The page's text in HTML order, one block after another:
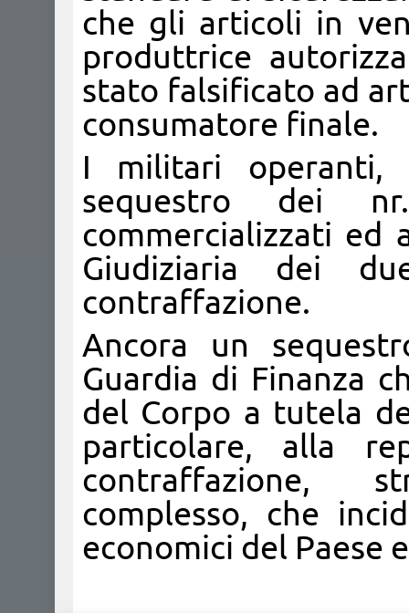
che gli articoli in
produttrice
stato falsificato ad
consumatore finale.
I militari operanti,
sequestro dei
commercializzati ed
Giudiziaria dei
contraffazione.
Ancora un
Guardia di Finanza
del Corpo a tutela
particolare, alla
contraffazione,
complesso, che
economici del Paese